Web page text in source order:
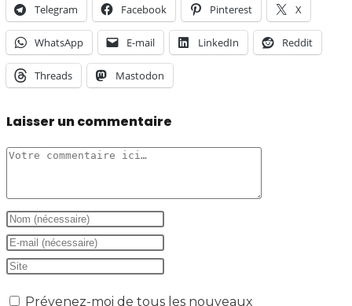
Telegram Facebook Pinterest X
WhatsApp E-mail LinkedIn Reddit
Threads Mastodon
Laisser un commentaire
Comment
Enter
your
name
Enter
your
Saisir
Prévenez-moi de tous les nouveaux